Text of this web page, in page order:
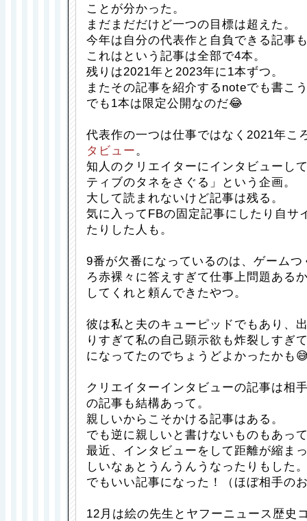
ことが分かった。
まだまだだけど一つの目標は超えた。
今年は自分の代表作と自負できる記事
これはという記事は全部で4本。
残りは2021年と2023年に1本ずつ。
またその記事を紹介するnoteでも書こ
でも1本は限定公開なのだ😂
代表作の一つは仕事ではなく2021年こ
タビュー。
知人のクリエイターにインタビューし
ティブのタネをさぐる」という企画。
大して読まれないけど記事は残る。
気に入ってFBの固定記事にしたり自サ
たりした人も。
9番が欠番になっているのは、ゲーム
ろ赤裸々に答えすぎて仕事上問題ある
してくれと頼んできたやつ。
彼は私と夫のキューピッドでもあり、
りすぎて私の自己顕示欲も炸裂しすぎ
になってたのでちょうどよかったかも
クリエイターインタビューの記事は相
の記事も結構あって。
親しいからこそかける記事はある。
でも逆に親しいと書けないものもあっ
最近、インタビューをして距離が縮ま
しいなぁとうんうんうなったりもした
でもいい記事になった！（ほぼ相手の
12月は絵の先生とヤフーニュース歴史